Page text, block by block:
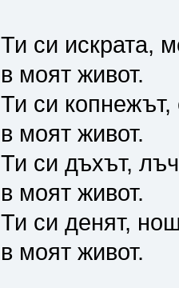
Ти си искрата,
в моят живот.
Ти си копнежът,
в моят живот.
Ти си дъхът,
в моят живот.
Ти си денят,
в моят живот.